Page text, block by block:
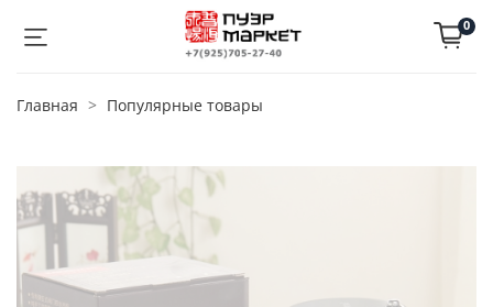
0
Главная Популярные товары